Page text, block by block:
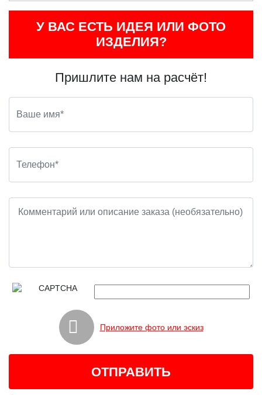
У ВАС ЕСТЬ ИДЕЯ ИЛИ ФОТО
ИЗДЕЛИЯ?
Пришлите нам на расчёт!
Приложите фото или эскиз